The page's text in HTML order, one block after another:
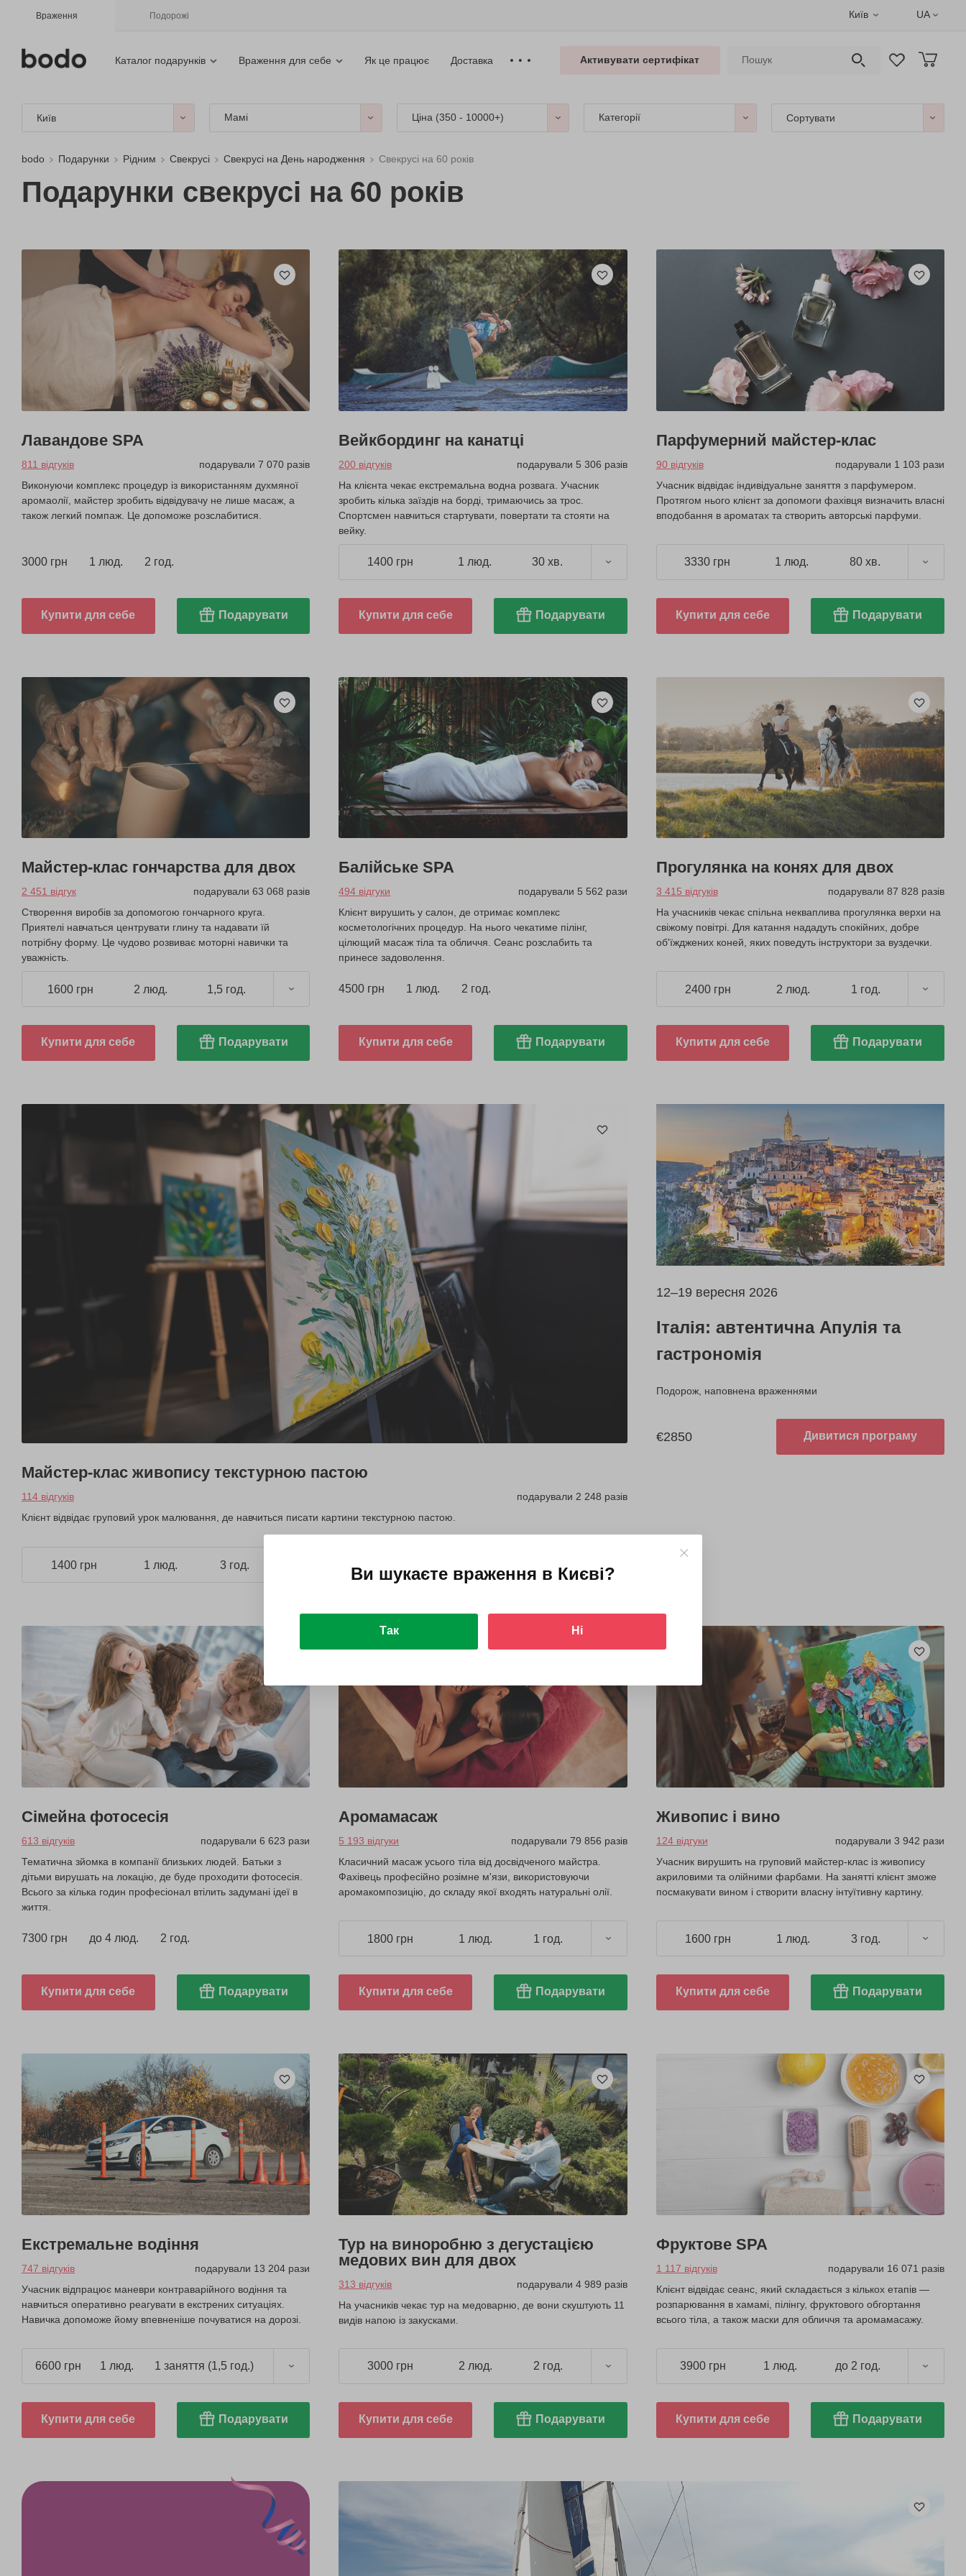
Враження Подорожі Київ UA
Каталог подарунків Враження для себе Як це працює Доставка Активувати сертифікат
Київ Мамі Ціна (350 - 10000+) Категорії Сортувати
bodo Подарунки Рідним Свекрусі Свекрусі на День народження Свекрусі на 60 років
Подарунки свекрусі на 60 років
Лавандове SPA
811 відгуків
подарували 7 070 разів
Виконуючи комплекс процедур із використанням духмяної
аромаолії, майстер зробить відвідувачу не лише масаж, а
також легкий помпаж. Це допоможе розслабитися.
3000 грн 1 люд. 2 год.
Купити для себе Подарувати
Вейкбординг на канатці
200 відгуків
подарували 5 306 разів
На клієнта чекає екстремальна водна розвага. Учасник
зробить кілька заїздів на борді, тримаючись за трос.
Спортсмен навчиться стартувати, повертати та стояти на
вейку.
1400 грн 1 люд. 30 хв.
Купити для себе Подарувати
Парфумерний майстер-клас
90 відгуків
подарували 1 103 рази
Учасник відвідає індивідуальне заняття з парфумером.
Протягом нього клієнт за допомоги фахівця визначить власні
вподобання в ароматах та створить авторські парфуми.
3330 грн 1 люд. 80 хв.
Купити для себе Подарувати
Майстер-клас гончарства для двох
2 451 відгук
подарували 63 068 разів
Створення виробів за допомогою гончарного круга.
Приятелі навчаться центрувати глину та надавати їй
потрібну форму. Це чудово розвиває моторні навички та
уважність.
1600 грн 2 люд. 1,5 год.
Купити для себе Подарувати
Балійське SPA
494 відгуки
подарували 5 562 рази
Клієнт вирушить у салон, де отримає комплекс
косметологічних процедур. На нього чекатиме пілінг,
цілющий масаж тіла та обличчя. Сеанс розслабить та
принесе задоволення.
4500 грн 1 люд. 2 год.
Купити для себе Подарувати
Прогулянка на конях для двох
3 415 відгуків
подарували 87 828 разів
На учасників чекає спільна некваплива прогулянка верхи на
свіжому повітрі. Для катання нададуть спокійних, добре
об'їжджених коней, яких поведуть інструктори за вуздечки.
2400 грн 2 люд. 1 год.
Купити для себе Подарувати
Майстер-клас живопису текстурною пастою
114 відгуків
подарували 2 248 разів
Клієнт відвідає груповий урок малювання, де навчиться писати картини текстурною пастою.
1400 грн 1 люд. 3 год.
12–19 вересня 2026
Італія: автентична Апулія та
гастрономія
Подорож, наповнена враженнями
€2850 Дивитися програму
Сімейна фотосесія
613 відгуків
подарували 6 623 рази
Тематична зйомка в компанії близьких людей. Батьки з
дітьми вирушать на локацію, де буде проходити фотосесія.
Всього за кілька годин професіонал втілить задумані ідеї в
життя.
7300 грн до 4 люд. 2 год.
Купити для себе Подарувати
Аромамасаж
5 193 відгуки
подарували 79 856 разів
Класичний масаж усього тіла від досвідченого майстра.
Фахівець професійно розімне м'язи, використовуючи
аромакомпозицію, до складу якої входять натуральні олії.
1800 грн 1 люд. 1 год.
Купити для себе Подарувати
Живопис і вино
124 відгуки
подарували 3 942 рази
Учасник вирушить на груповий майстер-клас із живопису
акриловими та олійними фарбами. На занятті клієнт зможе
посмакувати вином і створити власну інтуїтивну картину.
1600 грн 1 люд. 3 год.
Купити для себе Подарувати
Екстремальне водіння
747 відгуків
подарували 13 204 рази
Учасник відпрацює маневри контраварійного водіння та
навчиться оперативно реагувати в екстрених ситуаціях.
Навичка допоможе йому впевненіше почуватися на дорозі.
6600 грн 1 люд. 1 заняття (1,5 год.)
Купити для себе Подарувати
Тур на виноробню з дегустацією
медових вин для двох
313 відгуків
подарували 4 989 разів
На учасників чекає тур на медоварню, де вони скуштують 11
видів напою із закусками.
3000 грн 2 люд. 2 год.
Купити для себе Подарувати
Фруктове SPA
1 117 відгуків
подарували 16 071 разів
Клієнт відвідає сеанс, який складається з кількох етапів —
розпарювання в хамамі, пілінгу, фруктового обгортання
всього тіла, а також маски для обличчя та аромамасажу.
3900 грн 1 люд. до 2 год.
Купити для себе Подарувати
Ви шукаєте враження в Києві?
Так Ні